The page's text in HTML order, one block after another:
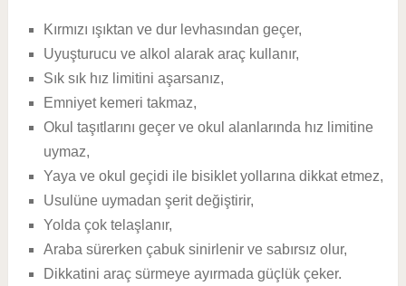
Kırmızı ışıktan ve dur levhasından geçer,
Uyuşturucu ve alkol alarak araç kullanır,
Sık sık hız limitini aşarsanız,
Emniyet kemeri takmaz,
Okul taşıtlarını geçer ve okul alanlarında hız limitine
uymaz,
Yaya ve okul geçidi ile bisiklet yollarına dikkat etmez,
Usulüne uymadan şerit değiştirir,
Yolda çok telaşlanır,
Araba sürerken çabuk sinirlenir ve sabırsız olur,
Dikkatini araç sürmeye ayırmada güçlük çeker.